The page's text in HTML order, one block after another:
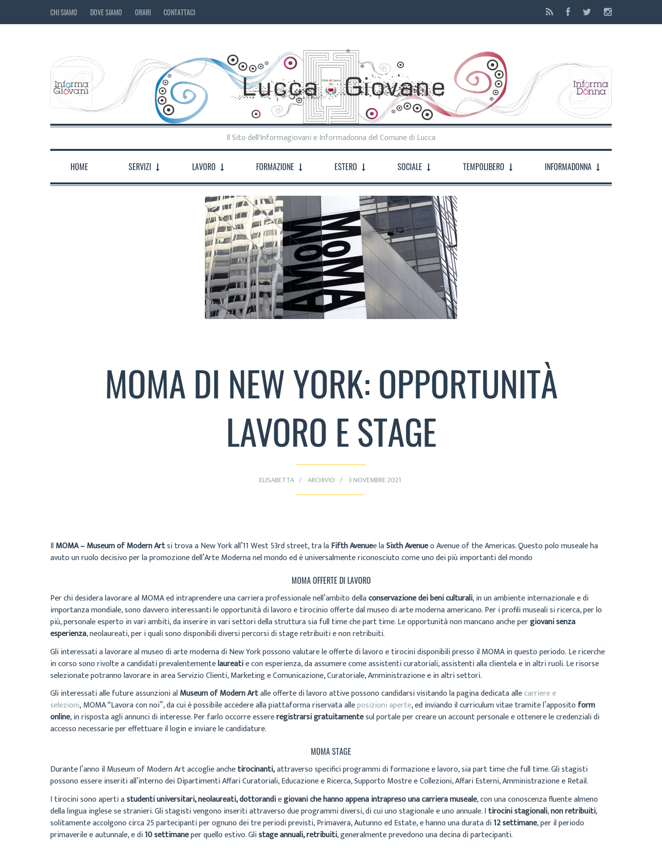
CHI SIAMO DOVE SIAMO ORARI CONTATTACI
Il Sito dell'Informagiovani e Informadonna del Comune di Lucca
HOME SERVIZI LAVORO FORMAZIONE ESTERO SOCIALE TEMPOLIBERO INFORMADONNA
MOMA DI NEW YORK: OPPORTUNITÀ
LAVORO E STAGE
ELISABETTA ARCHIVIO 3 NOVEMBRE 2021
IlMOMA – Museum of Modern Artsi trova a New York all’11 West 53rd street, tra laFifth Avenuee laSixth Avenueo Avenue of the Americas. Questo polo museale ha
avuto un ruolo decisivo per la promozione dell’Arte Moderna nel mondo ed è universalmente riconosciuto come uno dei più importanti del mondo
MOMA OFFERTE DI LAVORO
Per chi desidera lavorare al MOMA ed intraprendere una carriera professionale nell’ambito dellaconservazione dei beni culturali, in un ambiente internazionale e di
importanza mondiale, sono davvero interessanti le opportunità di lavoro e tirocinio offerte dal museo di arte moderna americano. Per i profili museali si ricerca, per lo
più, personale esperto in vari ambiti, da inserire in vari settori della struttura sia full time che part time. Le opportunità non mancano anche pergiovani senza
esperienza, neolaureati, per i quali sono disponibili diversi percorsi di stage retribuiti e non retribuiti.
Gli interessati a lavorare al museo di arte moderna di New York possono valutare le offerte di lavoro e tirocini disponibili presso il MOMA in questo periodo. Le ricerche
in corso sono rivolte a candidati prevalentementelaureatie con esperienza, da assumere come assistenti curatoriali, assistenti alla clientela e in altri ruoli. Le risorse
selezionate potranno lavorare in area Servizio Clienti, Marketing e Comunicazione, Curatoriale, Amministrazione e in altri settori.
Gli interessati alle future assunzioni alMuseum of Modern Artalle offerte di lavoro attive possono candidarsi visitando la pagina dedicata allecarriere e
selezioni, MOMA “Lavora con noi”, da cui è possibile accedere alla piattaforma riservata alleposizioni aperte, ed inviando il curriculum vitae tramite l’apposito form
online, in risposta agli annunci di interesse. Per farlo occorre essereregistrarsi gratuitamentesul portale per creare un account personale e ottenere le credenziali di
accesso necessarie per effettuare il login e inviare le candidature.
MOMA STAGE
Durante l’anno il Museum of Modern Art accoglie anchetirocinanti,attraverso specifici programmi di formazione e lavoro, sia part time che full time. Gli stagisti
possono essere inseriti all’interno dei Dipartimenti Affari Curatoriali, Educazione e Ricerca, Supporto Mostre e Collezioni, Affari Esterni, Amministrazione e Retail.
I tirocini sono aperti astudenti universitari, neolaureati, dottorandiegiovani che hanno appena intrapreso una carriera museale, con una conoscenza fluente almeno
della lingua inglese se stranieri. Gli stagisti vengono inseriti attraverso due programmi diversi, di cui uno stagionale e uno annuale. Itirocini stagionali,non retribuiti,
solitamente accolgono circa 25 partecipanti per ognuno dei tre periodi previsti, Primavera, Autunno ed Estate, e hanno una durata di12 settimane, per il periodo
primaverile e autunnale, e di10 settimaneper quello estivo. Glistage annuali, retribuiti, generalmente prevedono una decina di partecipanti.